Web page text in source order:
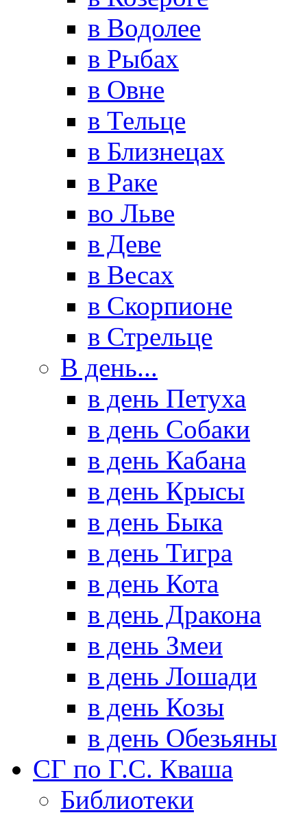
в Водолее
в Рыбах
в Овне
в Тельце
в Близнецах
в Раке
во Льве
в Деве
в Весах
в Скорпионе
в Стрельце
В день...
в день Петуха
в день Собаки
в день Кабана
в день Крысы
в день Быка
в день Тигра
в день Кота
в день Дракона
в день Змеи
в день Лошади
в день Козы
в день Обезьяны
СГ по Г.С. Кваша
Библиотеки